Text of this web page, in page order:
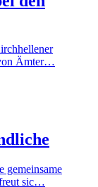
Ämter…
gemeinsame
sic…